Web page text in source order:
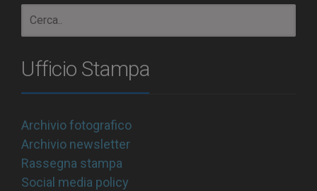
Ufficio Stampa
Archivio fotografico
Archivio newsletter
Rassegna stampa
Social media policy